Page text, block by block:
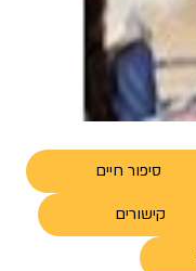
סיפור חיים
קישורים